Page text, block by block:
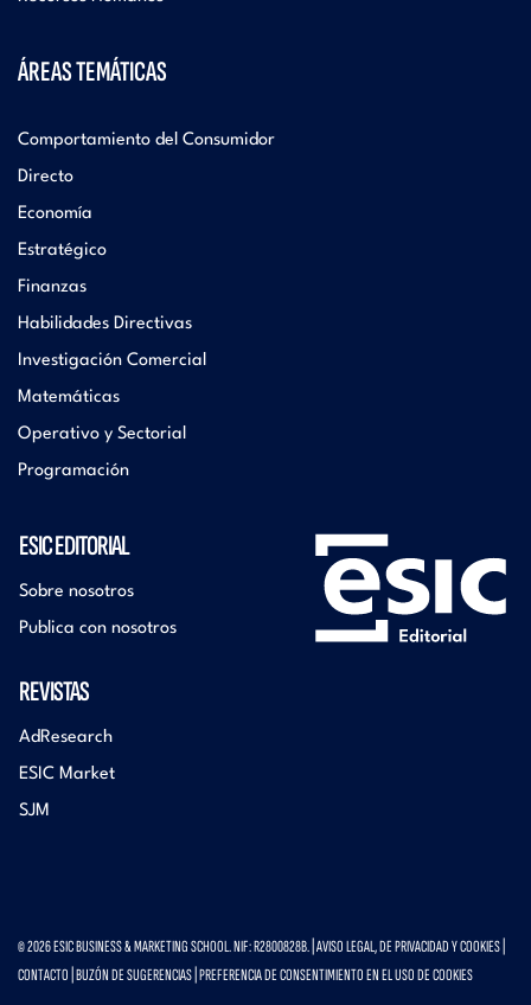
ÁREAS TEMÁTICAS
Comportamiento del Consumidor
Directo
Economía
Estratégico
Finanzas
Habilidades Directivas
Investigación Comercial
Matemáticas
Operativo y Sectorial
Programación
ESIC EDITORIAL
Sobre nosotros
Publica con nosotros
REVISTAS
AdResearch
ESIC Market
SJM
© 2026 ESIC BUSINESS & MARKETING SCHOOL. NIF: R2800828B. | AVISO LEGAL, DE PRIVACIDAD Y COOKIES
CONTACTO BUZÓN DE SUGERENCIAS PREFERENCIA DE CONSENTIMIENTO EN EL USO DE COOKIES